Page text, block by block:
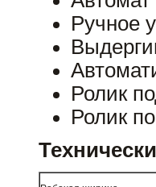
Ручное
Ролик
Ролик